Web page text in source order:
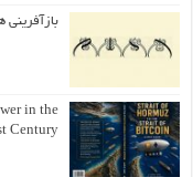
بازآفرینی
in the
Century